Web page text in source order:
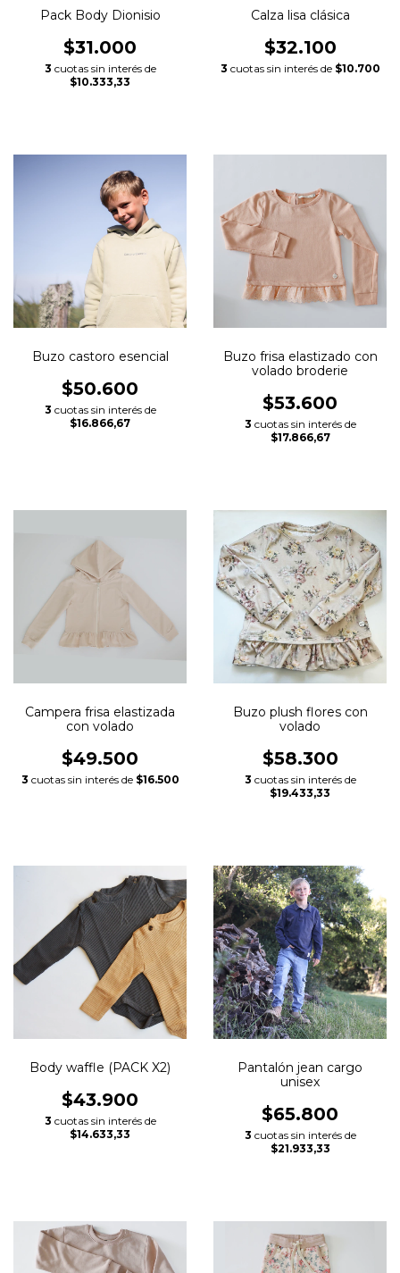
Pack Body Dionisio
$31.000
3 cuotas sin interés de
$10.333,33
Calza lisa clásica
$32.100
3 cuotas sin interés de $10.700
Buzo castoro esencial
$50.600
3 cuotas sin interés de
$16.866,67
Buzo frisa elastizado con
volado broderie
$53.600
3 cuotas sin interés de
$17.866,67
Campera frisa elastizada
con volado
$49.500
3 cuotas sin interés de $16.500
Buzo plush flores con
volado
$58.300
3 cuotas sin interés de
$19.433,33
Body waffle (PACK X2)
$43.900
3 cuotas sin interés de
$14.633,33
Pantalón jean cargo
unisex
$65.800
3 cuotas sin interés de
$21.933,33